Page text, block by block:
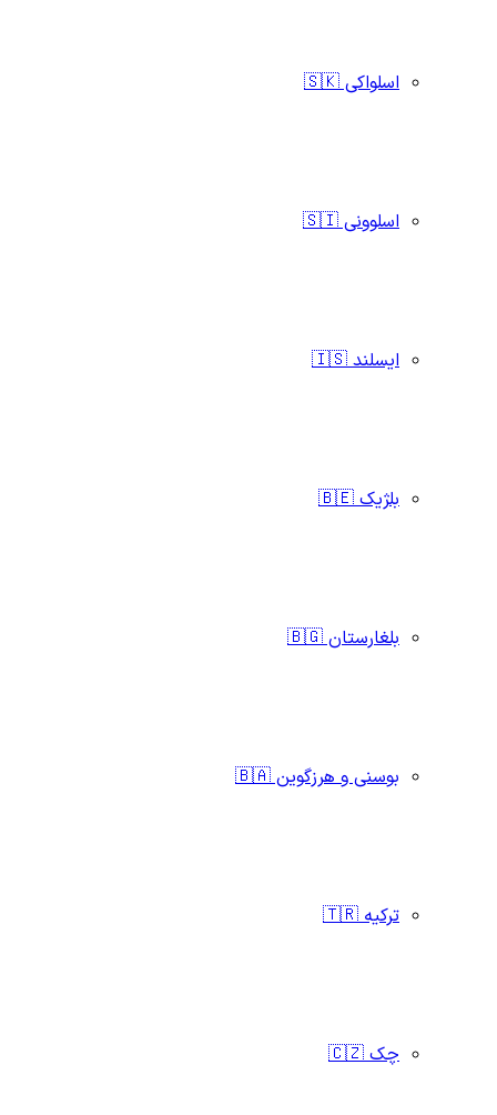
اسلواکی 🇸🇰
اسلوونی 🇸🇮
ایسلند 🇮🇸
بلژیک 🇧🇪
بلغارستان 🇧🇬
بوسنی و هرزگوین 🇧🇦
ترکیه 🇹🇷
چک 🇨🇿